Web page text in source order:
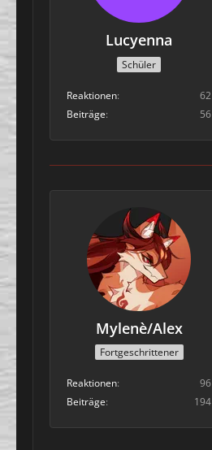
Lucyenna
Schüler
Reaktionen
62
Beiträge
56
Mylenè/Alex
Fortgeschrittener
Reaktionen
96
Beiträge
194